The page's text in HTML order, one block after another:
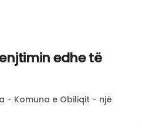
edhe të
- Komuna e Obiliqit - një